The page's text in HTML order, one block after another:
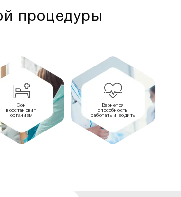
процедуры
Сон
восстановит
организм
Вернётся
способность
работать и водить